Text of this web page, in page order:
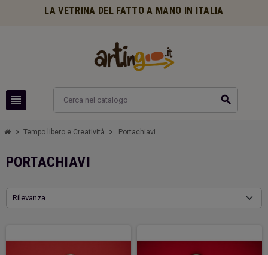
LA VETRINA DEL FATTO A MANO IN ITALIA
view_headline search
chevron_right Tempo libero e Creatività chevron_right Portachiavi
PORTACHIAVI
Rilevanza